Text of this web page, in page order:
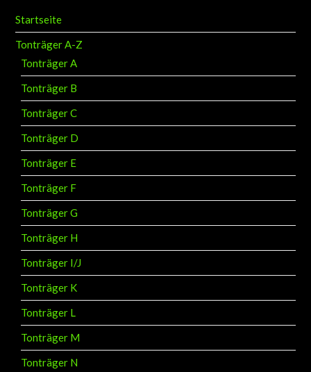
Startseite
Tonträger A-Z
Tonträger A
Tonträger B
Tonträger C
Tonträger D
Tonträger E
Tonträger F
Tonträger G
Tonträger H
Tonträger I/J
Tonträger K
Tonträger L
Tonträger M
Tonträger N